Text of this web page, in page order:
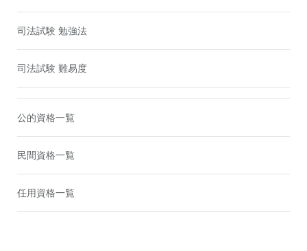
司法試験 勉強法
司法試験 難易度
公的資格一覧
民間資格一覧
任用資格一覧